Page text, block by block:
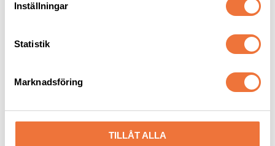
Inställningar
Statistik
Marknadsföring
TILLÅT ALLA
Senaste besökta produkter